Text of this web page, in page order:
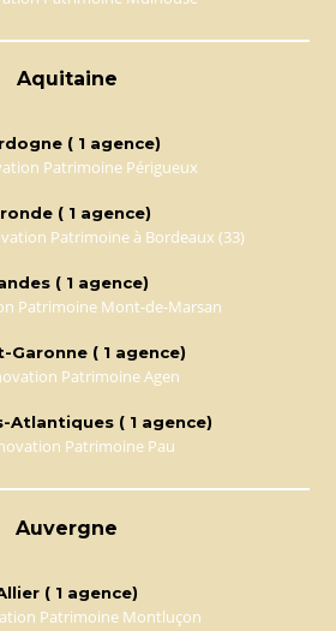
Aquitaine
( 1 agence)
Patrimoine Périgueux
( 1 agence)
Patrimoine à Bordeaux (33)
( 1 agence)
Patrimoine Mont-de-Marsan
Garonne ( 1 agence)
Patrimoine Agen
Atlantiques ( 1 agence)
Patrimoine Pau
Auvergne
( 1 agence)
Patrimoine Montluçon